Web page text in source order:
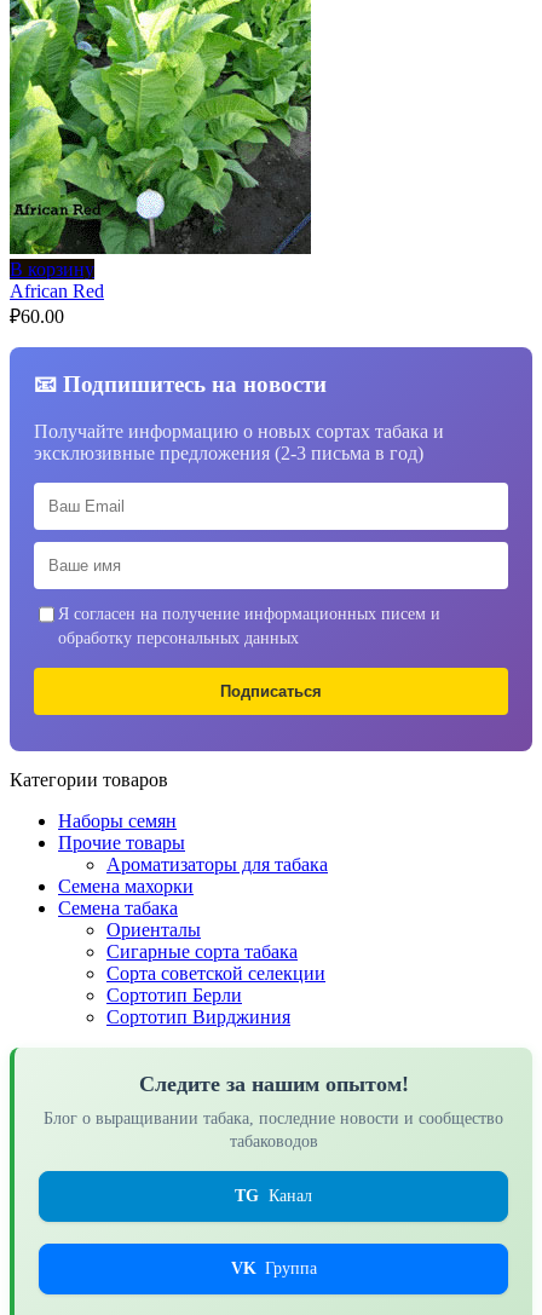
В корзину
African Red
₽60.00
📧 Подпишитесь на новости
Получайте информацию о новых сортах табака и
эксклюзивные предложения (2-3 письма в год)
Я согласен на получение информационных писем и
обработку персональных данных
Подписаться
Категории товаров
Наборы семян
Прочие товары
Ароматизаторы для табака
Семена махорки
Семена табака
Ориенталы
Сигарные сорта табака
Сорта советской селекции
Сортотип Берли
Сортотип Вирджиния
Следите за нашим опытом!
Блог о выращивании табака, последние новости и сообщество
табаководов
TG Канал
VK Группа